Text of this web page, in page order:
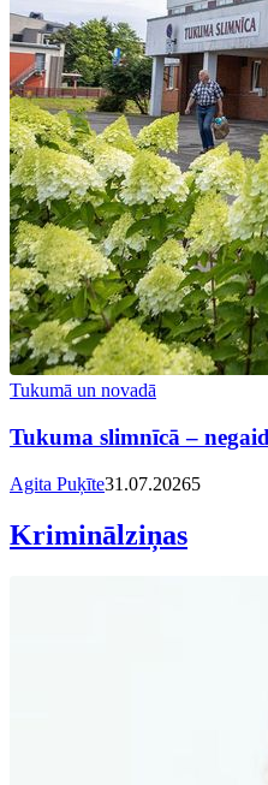
Tukumā un novadā
Tukuma slimnīcā –
Agita Puķīte31.07.20265
Kriminālziņas